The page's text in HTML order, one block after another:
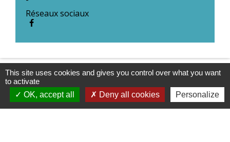
Réseaux sociaux
This site uses cookies and gives you control over what you want
to activate
OK, accept all
Deny all cookies Personalize